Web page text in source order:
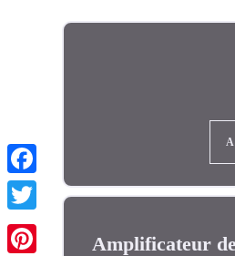
Amplificateur